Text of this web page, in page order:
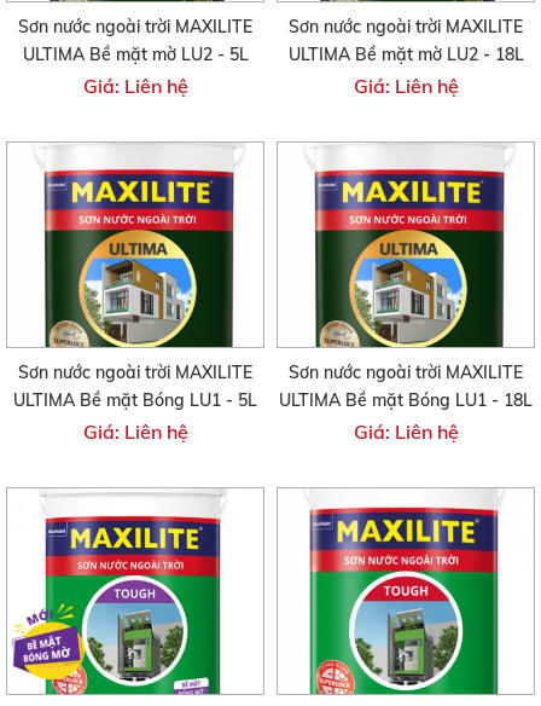
Sơn nước ngoài trời MAXILITE
ULTIMA Bề mặt mờ LU2 - 5L
Giá: Liên hệ
Sơn nước ngoài trời MAXILITE
ULTIMA Bề mặt mờ LU2 - 18L
Giá: Liên hệ
Sơn nước ngoài trời MAXILITE
ULTIMA Bề mặt Bóng LU1 - 5L
Giá: Liên hệ
Sơn nước ngoài trời MAXILITE
ULTIMA Bề mặt Bóng LU1 - 18L
Giá: Liên hệ